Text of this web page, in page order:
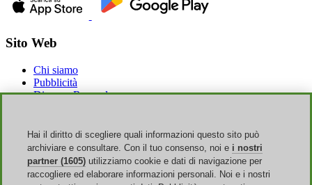
Sito Web
Chi siamo
Pubblicità
Discoup Rewards
T&C
Informazioni legali
Trasparenza
Team Discoup
News
Hai il diritto di scegliere quali informazioni questo sito può
archiviare e consultare. Con il tuo consenso, noi e i nostri
partner (1605) utilizziamo cookie e dati di navigazione per
raccogliere ed elaborare informazioni personali. Noi e i nostri